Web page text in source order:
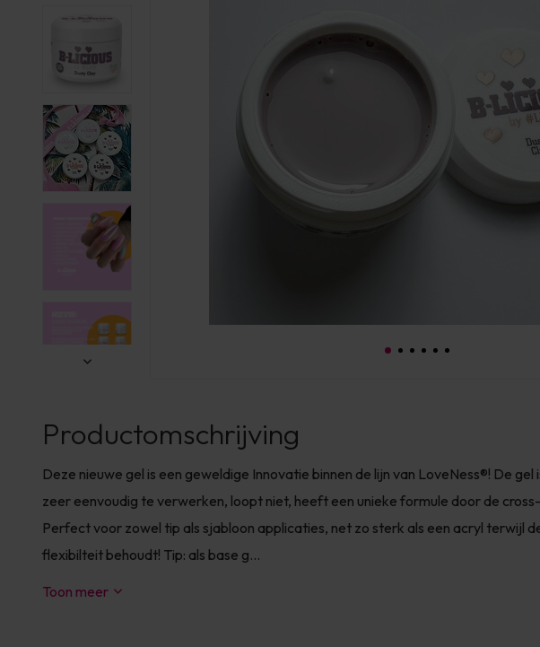
Productomschrijving
Deze nieuwe gel is een geweldige Innovatie binnen de lijn van LoveNess®! De gel
zeer eenvoudig te verwerken, loopt niet, heeft een unieke formule door de
Perfect voor zowel tip als sjabloon applicaties, net zo sterk als een acryl terwijl
flexibilteit behoudt! Tip: als base g...
Toon meer